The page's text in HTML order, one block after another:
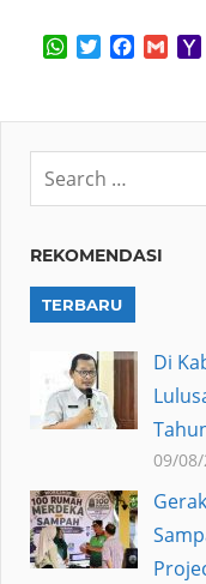
WhatsApp
Twitter
REKOMENDASI
TERBARU
Di
09/